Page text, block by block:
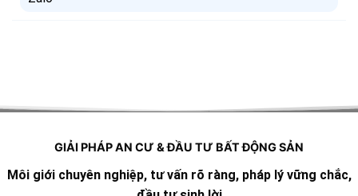
GIẢI PHÁP AN CƯ & ĐẦU TƯ BẤT ĐỘNG SẢN
Môi giới chuyên nghiệp, tư vấn rõ ràng, pháp lý vững chắc,